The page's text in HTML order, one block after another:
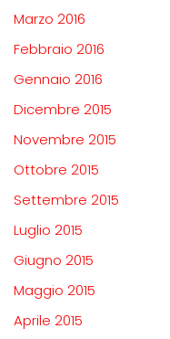
Marzo 2016
Febbraio 2016
Gennaio 2016
Dicembre 2015
Novembre 2015
Ottobre 2015
Settembre 2015
Luglio 2015
Giugno 2015
Maggio 2015
Aprile 2015